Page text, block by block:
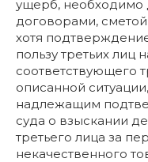
ущерб, необходимо
договорами,
хотя
пользу третьих лиц
соответствующего
описанной
надлежащим
суда о взыскании
третьего лица за
некачественного